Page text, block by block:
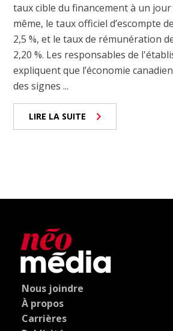
taux cible du financement à un jour
même, le taux officiel d’escompte
2,5 %, et le taux de rémunération
2,20 %. Les responsables de
expliquent que l’économie
des signes ...
LIRE LA SUITE
Nous joindre
À propos
Carrières